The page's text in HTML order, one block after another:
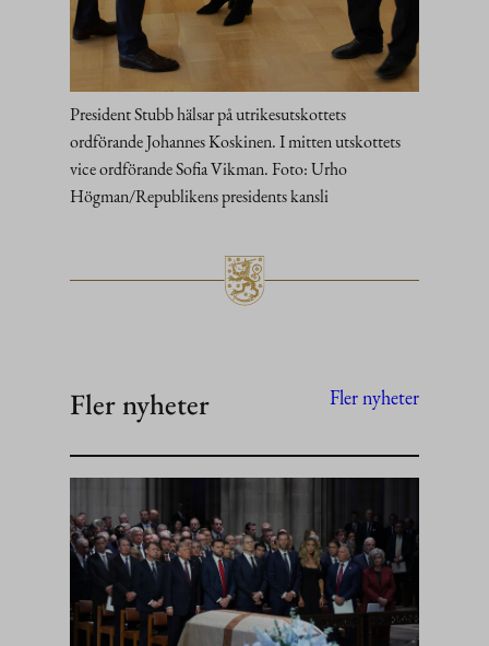
President Stubb hälsar på utrikesutskottets
ordförande Johannes Koskinen. I mitten utskottets
vice ordförande Sofia Vikman. Foto: Urho
Högman/Republikens presidents kansli
Fler nyheter Fler nyheter